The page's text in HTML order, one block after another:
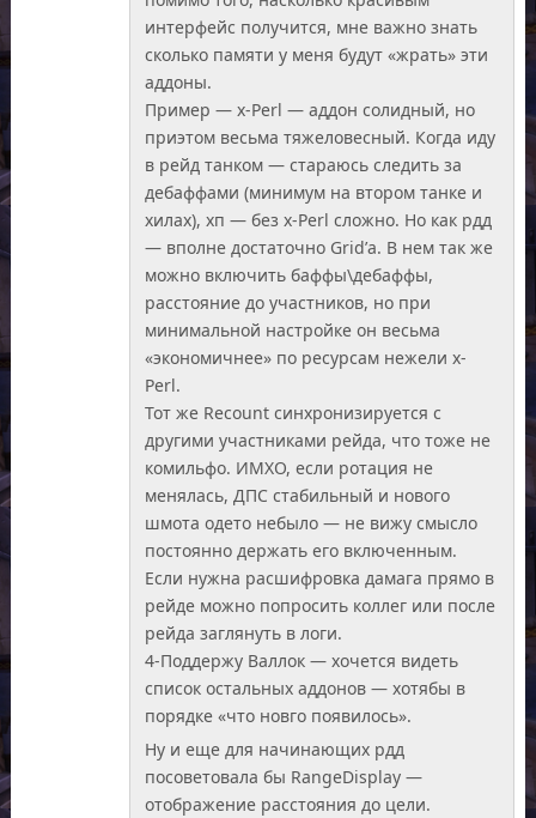
интерфейс получится, мне важно знать
сколько памяти у меня будут «жрать» эти
аддоны.
Пример — x-Perl — аддон солидный, но
приэтом весьма тяжеловесный. Когда иду
в рейд танком — стараюсь следить за
дебаффами (минимум на втором танке и
хилах), хп — без x-Perl сложно. Но как рдд
— вполне достаточно Grid’а. В нем так же
можно включить баффы\дебаффы,
расстояние до участников, но при
минимальной настройке он весьма
«экономичнее» по ресурсам нежели x-
Perl.
Тот же Recount синхронизируется с
другими участниками рейда, что тоже не
комильфо. ИМХО, если ротация не
менялась, ДПС стабильный и нового
шмота одето небыло — не вижу смысло
постоянно держать его включенным.
Если нужна расшифровка дамага прямо в
рейде можно попросить коллег или после
рейда заглянуть в логи.
4-Поддержу Валлок — хочется видеть
список остальных аддонов — хотябы в
порядке «что новго появилось».
Ну и еще для начинающих рдд
посоветовала бы RangeDisplay —
отображение расстояния до цели.